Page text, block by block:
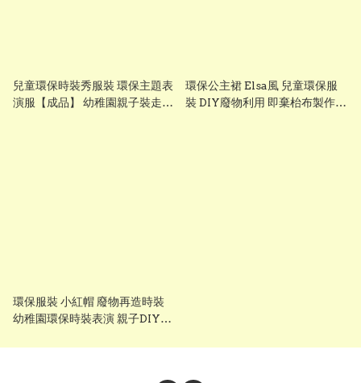
兒童環保時裝秀服裝 環保主題表
演服【成品】 幼稚園親子裝走秀
環保公主裙 Elsa風 兒童環保服
裝 DIY廢物利用 即棄枱布製作
環保服裝 小紅帽 廢物再造時裝
幼稚園環保時裝表演 親子DIY